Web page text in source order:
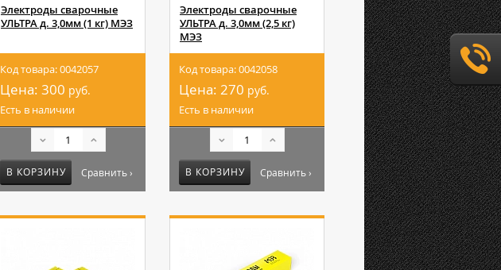
Электроды сварочные
УЛЬТРА д. 3,0мм (1 кг) МЭЗ
Код товара: 0042057
Цена: 300 руб.
Есть в наличии
В КОРЗИНУ Сравнить ›
Электроды сварочные
УЛЬТРА д. 3,0мм (2,5 кг)
МЭЗ
Код товара: 0042058
Цена: 270 руб.
Есть в наличии
В КОРЗИНУ Сравнить ›